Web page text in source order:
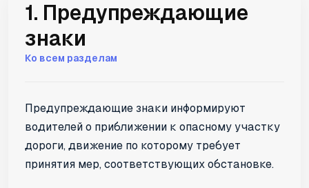
1. Предупреждающие
знаки
Ко всем разделам
Предупреждающие знаки информируют
водителей о приближении к опасному участку
дороги, движение по которому требует
принятия мер, соответствующих обстановке.